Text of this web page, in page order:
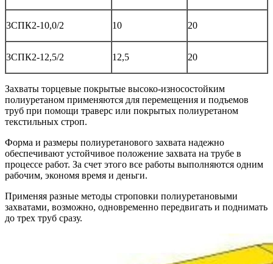
3СПК2-10,0/2 10 20
3СПК2-12,5/2 12,5 20
Захваты торцевые покрытые высоко-износостойким
полиуретаном применяются для перемещения и подъемов
труб при помощи траверс или покрытых полиуретаном
текстильных строп.
Форма и размеры полиуретанового захвата надежно
обеспечивают устойчивое положение захвата на трубе в
процессе работ. За счет этого все работы выполняются одним
рабочим, экономя время и деньги.
Применяя разные методы строповки полиуретановыми
захватами, возможно, одновременно передвигать и поднимать
до трех труб сразу.